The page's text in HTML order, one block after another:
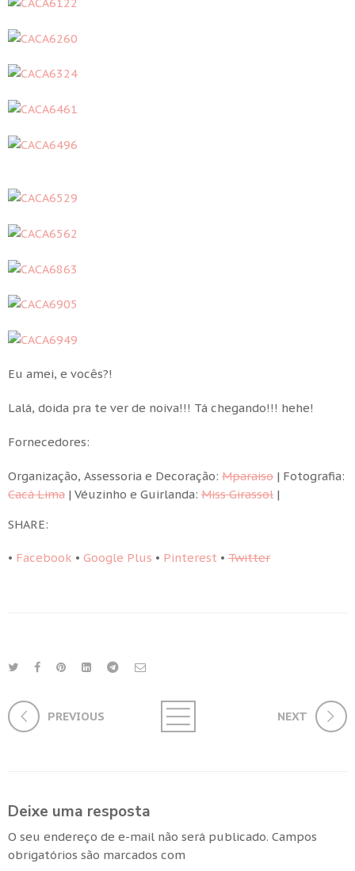
Eu amei, e vocês?!
Lalá, doida pra te ver de noiva!!! Tá chegando!!! hehe!
Fornecedores:
Organização, Assessoria e Decoração: Mparaiso | Fotografia:
Cacá Lima | Véuzinho e Guirlanda: Miss Girassol |
SHARE:
• Facebook • Google Plus • Pinterest • Twitter
PREVIOUS NEXT
Deixe uma resposta
O seu endereço de e-mail não será publicado. Campos
obrigatórios são marcados com